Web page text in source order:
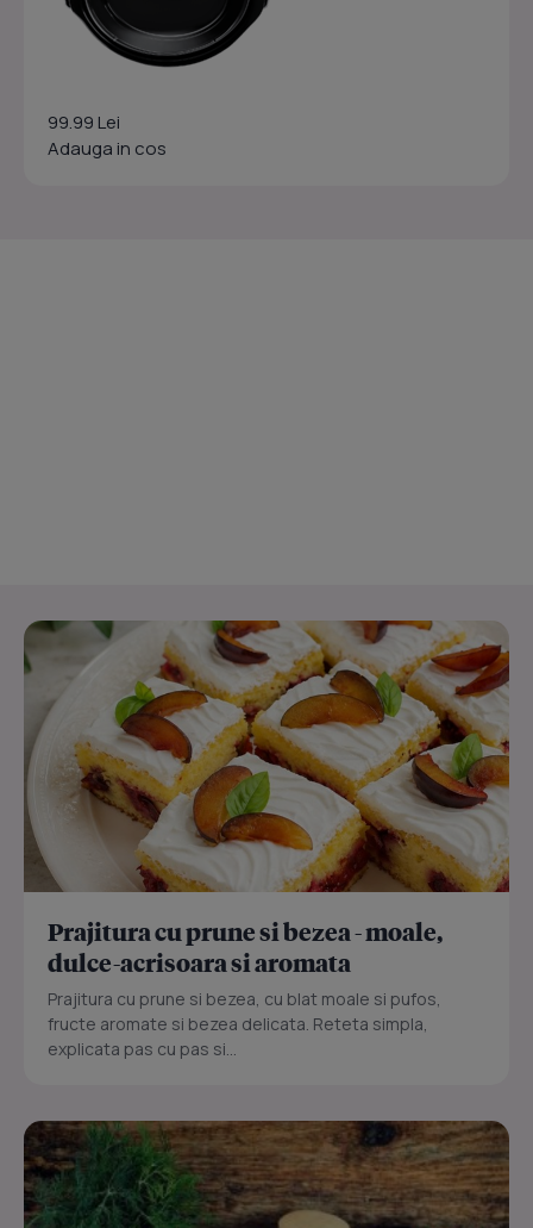
99.99 Lei
Adauga in cos
Prajitura cu prune si bezea - moale,
dulce-acrisoara si aromata
Prajitura cu prune si bezea, cu blat moale si pufos,
fructe aromate si bezea delicata. Reteta simpla,
explicata pas cu pas si...